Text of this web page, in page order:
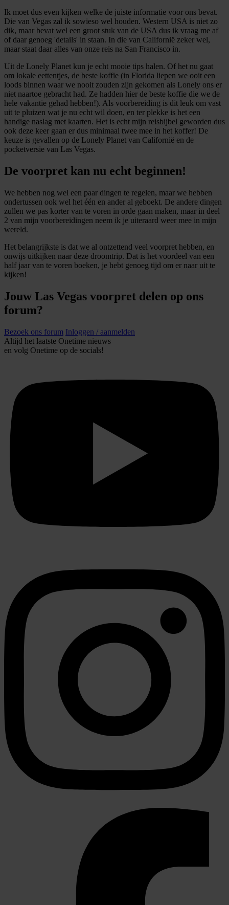
Ik moet dus even kijken welke de juiste informatie voor ons bevat.
Die van Vegas zal ik sowieso wel houden. Western USA is niet zo
dik, maar bevat wel een groot stuk van de USA dus ik vraag me af
of daar genoeg 'details' in staan. In die van Californië zeker wel,
maar staat daar alles van onze reis na San Francisco in.
Uit de Lonely Planet kun je echt mooie tips halen. Of het nu gaat
om lokale eettentjes, de beste koffie (in Florida liepen we ooit een
loods binnen waar we nooit zouden zijn gekomen als Lonely ons er
niet naartoe gebracht had. Ze hadden hier de beste koffie die we de
hele vakantie gehad hebben!). Als voorbereiding is dit leuk om vast
uit te pluizen wat je nu echt wil doen, en ter plekke is het een
handige naslag met kaarten. Het is echt mijn reisbijbel geworden dus
ook deze keer gaan er dus minimaal twee mee in het koffer! De
keuze is gevallen op de Lonely Planet van Californië en de
pocketversie van Las Vegas.
De voorpret kan nu echt beginnen!
We hebben nog wel een paar dingen te regelen, maar we hebben
ondertussen ook wel het één en ander al geboekt. De andere dingen
zullen we pas korter van te voren in orde gaan maken, maar in deel
2 van mijn voorbereidingen neem ik je uiteraard weer mee in mijn
wereld.
Het belangrijkste is dat we al ontzettend veel voorpret hebben, en
onwijs uitkijken naar deze droomtrip. Dat is het voordeel van een
half jaar van te voren boeken, je hebt genoeg tijd om er naar uit te
kijken!
Jouw Las Vegas voorpret delen op ons
forum?
Bezoek ons forum Inloggen / aanmelden
Altijd het laatste Onetime nieuws
en volg Onetime op de socials!